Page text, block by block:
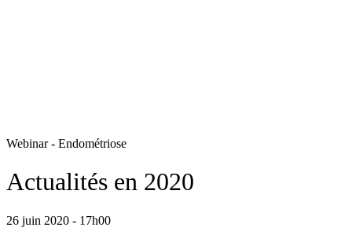
Webinar - Endométriose
Actualités en 2020
26 juin 2020 - 17h00